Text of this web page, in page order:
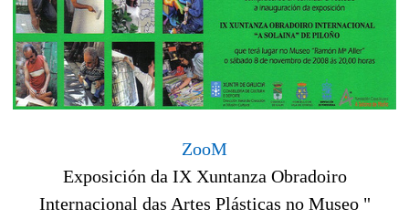
ZooM
Exposición da IX Xuntanza Obradoiro
Internacional das Artes Plásticas no Museo "